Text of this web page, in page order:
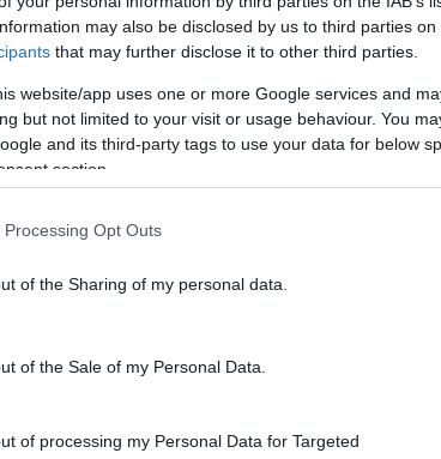
may also be disclosed by us to third parties on
that may further disclose it to other third parties.
website/app uses one or more Google services and
but not limited to your visit or usage behaviour. You
and its third-party tags to use your data for below
section.
Opt Outs
of the Sharing of my personal data.
of the Sale of my Personal Data.
of processing my Personal Data for Targeted
Kiállítás